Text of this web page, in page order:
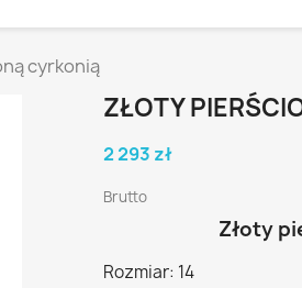
cyrkonią
ZŁOTY
2 293 zł
Brutto
Złoty
Rozmiar: 14